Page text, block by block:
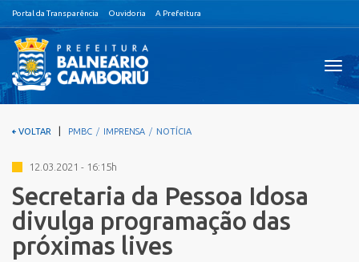
Portal da Transparência Ouvidoria A Prefeitura
VOLTAR PMBC IMPRENSA NOTÍCIA
12.03.2021 - 16:15h
Secretaria da Pessoa Idosa
divulga programação das
próximas lives